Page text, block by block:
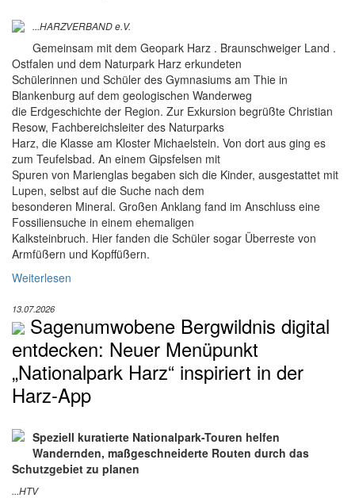
...HARZVERBAND e.V.
Gemeinsam mit dem Geopark Harz . Braunschweiger Land .
Ostfalen und dem Naturpark Harz erkundeten
Schülerinnen und Schüler des Gymnasiums am Thie in
Blankenburg auf dem geologischen Wanderweg
die Erdgeschichte der Region. Zur Exkursion begrüßte Christian
Resow, Fachbereichsleiter des Naturparks
Harz, die Klasse am Kloster Michaelstein. Von dort aus ging es
zum Teufelsbad. An einem Gipsfelsen mit
Spuren von Marienglas begaben sich die Kinder, ausgestattet mit
Lupen, selbst auf die Suche nach dem
besonderen Mineral. Großen Anklang fand im Anschluss eine
Fossiliensuche in einem ehemaligen
Kalksteinbruch. Hier fanden die Schüler sogar Überreste von
Armfüßern und Kopffüßern.
Weiterlesen
13.07.2026
Sagenumwobene Bergwildnis digital
entdecken: Neuer Menüpunkt
„Nationalpark Harz“ inspiriert in der
Harz-App
Speziell kuratierte Nationalpark-Touren helfen
Wandernden, maßgeschneiderte Routen durch das
Schutzgebiet zu planen
...HTV